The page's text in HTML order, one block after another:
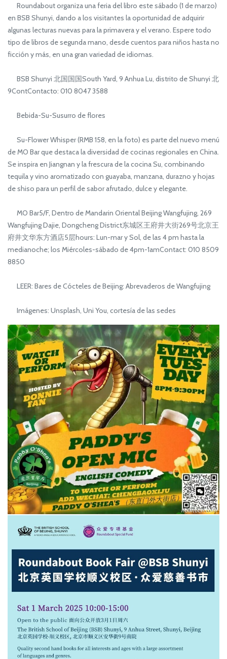
Roundabout organiza una feria del libro este sábado (1 de marzo)
en BSB Shunyi, dando a los visitantes la oportunidad de adquirir
algunas lecturas nuevas para la primavera y el verano. Espere todo
tipo de libros de segunda mano, desde cuentos para niños hasta no
ficción y más, en una gran variedad de idiomas.
BSB Shunyi 北国国国South Yard, 9 Anhua Lu, distrito de Shunyi 北
9ContContacto: 010 8047 3588
Bebida-Su-Susurro de flores
Su-Flower Whisper (RMB 158, en la foto) es parte del nuevo menú
de MO Bar que destaca la diversidad de cocinas regionales en China.
Se inspira en Jiangnan y la frescura de la cocina Su, combinando
tequila y vino aromatizado con guayaba, manzana, durazno y hojas
de shiso para un perfil de sabor afrutado, dulce y elegante.
MO Bar5/F, Dentro de Mandarin Oriental Beijing Wangfujing, 269
Wangfujing Dajie, Dongcheng District东城区王府井大街269号北京王
府井文华东方酒店5层hours: Lun-mar y Sol, de las 4 pm hasta la
medianoche; los Miércoles-sábado de 4pm-1amContact: 010 8509
8850
LEER: Bares de Cócteles de Beijing: Abrevaderos de Wangfujing
Imágenes: Unsplash, Uni You, cortesía de las sedes